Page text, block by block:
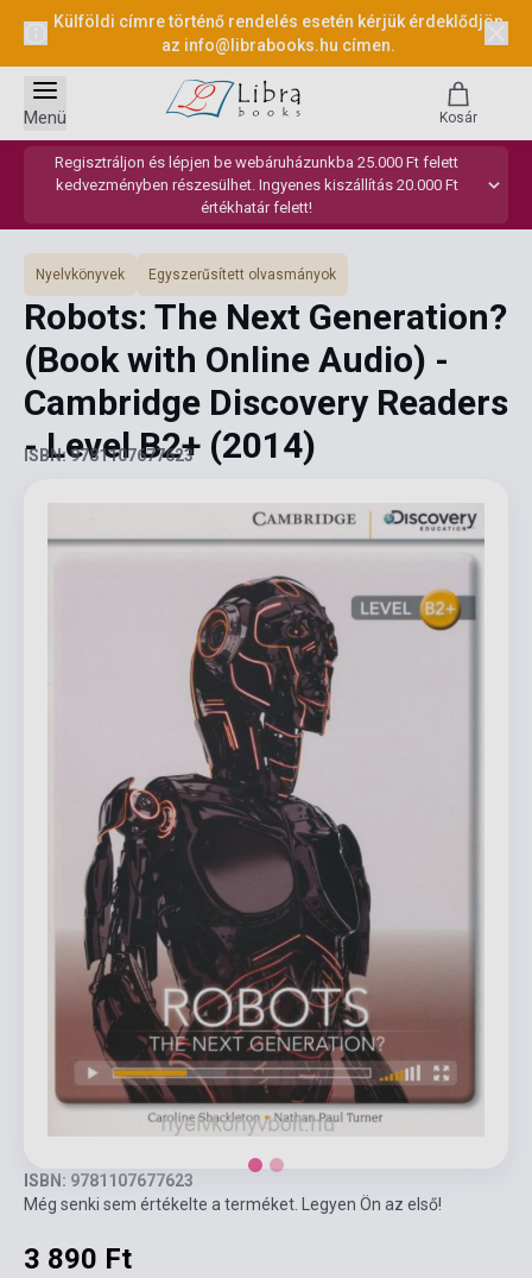
Külföldi címre történő rendelés esetén kérjük érdeklődjön
az info@librabooks.hu címen.
Regisztráljon és lépjen be webáruházunkba 25.000 Ft felett
kedvezményben részesülhet. Ingyenes kiszállítás 20.000 Ft
értékhatár felett!
Menü Kosár
Nyelvkönyvek Egyszerűsített olvasmányok
Robots: The Next Generation?
(Book with Online Audio) -
Cambridge Discovery Readers
- Level B2+ (2014)
ISBN: 9781107677623
ISBN: 9781107677623
Még senki sem értékelte a terméket. Legyen Ön az első!
3 890 Ft